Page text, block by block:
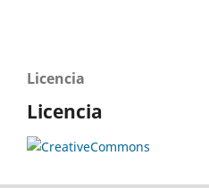
Licencia
Licencia